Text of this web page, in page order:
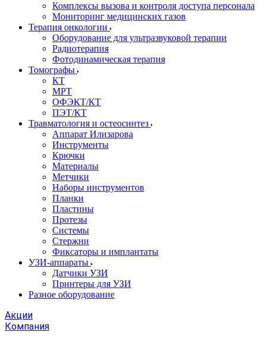
Комплексы вызова и контроля доступа персонала
Мониторинг медицинских газов
Терапия онкологии
Оборудование для ультразвуковой терапии
Радиотерапия
Фотодинамическая терапия
Томографы
КТ
МРТ
ОФЭКТ/КТ
ПЭТ/КТ
Травматология и остеосинтез
Аппарат Илизарова
Инструменты
Крючки
Материалы
Метчики
Наборы инструментов
Планки
Пластины
Протезы
Системы
Стержни
Фиксаторы и имплантаты
УЗИ-аппараты
Датчики УЗИ
Принтеры для УЗИ
Разное оборудование
Акции
Компания